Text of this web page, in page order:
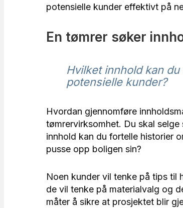
potensielle kunder effektivt på
En tømrer søker
Hvilket innhold kan
potensielle kunder?
Hvordan gjennomføre
tømrervirksomhet. Du skal
innhold kan du fortelle historier
pusse opp boligen sin?
Noen kunder vil tenke på tips til
de vil tenke på materialvalg og
måter å sikre at prosjektet blir